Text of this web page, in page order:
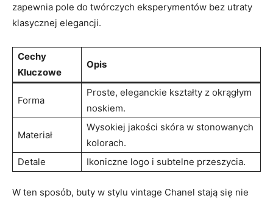
zapewnia pole do twórczych eksperymentów bez utraty
klasycznej elegancji.
Cechy
Kluczowe
Opis
Forma
Proste, eleganckie kształty z okrągłym
noskiem.
Materiał
Wysokiej jakości skóra w stonowanych
kolorach.
Detale
Ikoniczne logo i subtelne przeszycia.
W ten sposób, buty w stylu vintage Chanel stają się nie